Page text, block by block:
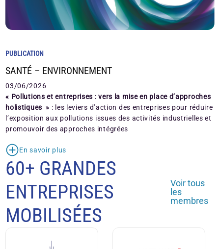
PUBLICATION
SANTÉ – ENVIRONNEMENT
03/06/2026
« Pollutions et entreprises : vers la mise en place d’approches
holistiques » : les leviers d’action des entreprises pour réduire
l’exposition aux pollutions issues des activités industrielles et
promouvoir des approches intégrées
En savoir plus
60+ GRANDES
ENTREPRISES
MOBILISÉES
Voir tous
les
membres